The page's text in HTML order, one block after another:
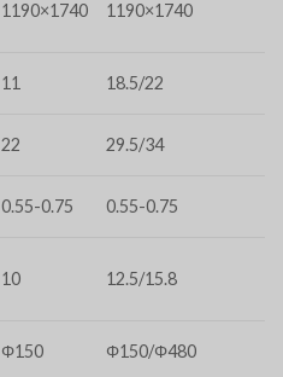
1190×1740 1190×1740
11 18.5/22
22 29.5/34
0.55-0.75 0.55-0.75
10 12.5/15.8
Φ150 Φ150/Φ480